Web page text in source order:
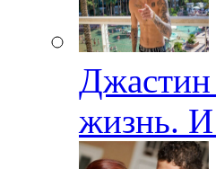
Джастин
жизнь. И